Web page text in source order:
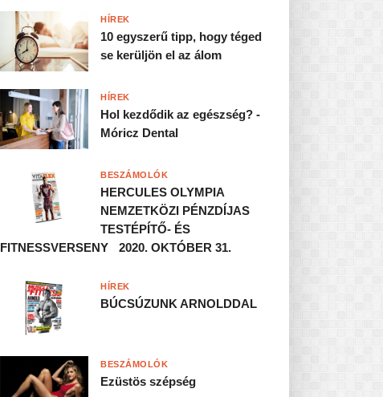
10 egyszerű tipp, hogy téged
se kerüljön el az álom
HÍREK
Hol kezdődik az egészség? -
Móricz Dental
HÍREK
HERCULES OLYMPIA
NEMZETKÖZI PÉNZDÍJAS
TESTÉPÍTŐ- ÉS
FITNESSVERSENY 2020. OKTÓBER 31.
BESZÁMOLÓK
BÚCSÚZUNK ARNOLDDAL
HÍREK
Ezüstös szépség
BESZÁMOLÓK